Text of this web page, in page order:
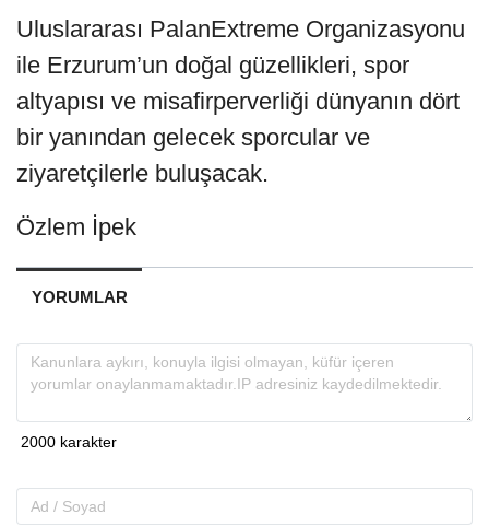
Uluslararası PalanExtreme Organizasyonu
ile Erzurum’un doğal güzellikleri, spor
altyapısı ve misafirperverliği dünyanın dört
bir yanından gelecek sporcular ve
ziyaretçilerle buluşacak.
Özlem İpek
YORUMLAR